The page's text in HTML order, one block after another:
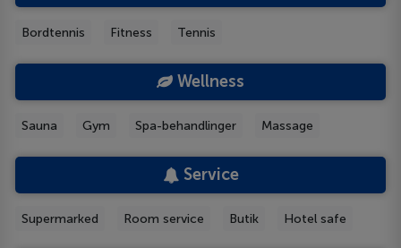
Bordtennis Fitness Tennis
Wellness
Sauna Gym Spa-behandlinger Massage
Service
Supermarked Room service Butik Hotel safe